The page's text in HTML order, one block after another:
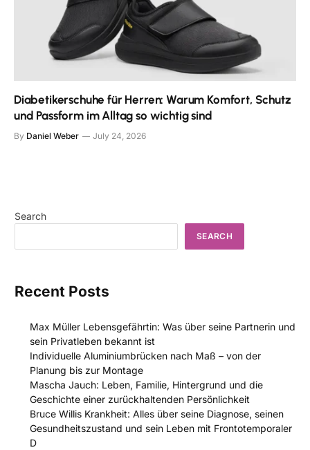
Diabetikerschuhe für Herren: Warum Komfort, Schutz
und Passform im Alltag so wichtig sind
By Daniel Weber July 24, 2026
Search
SEARCH
Recent Posts
Max Müller Lebensgefährtin: Was über seine Partnerin und
sein Privatleben bekannt ist
Individuelle Aluminiumbrücken nach Maß – von der
Planung bis zur Montage
Mascha Jauch: Leben, Familie, Hintergrund und die
Geschichte einer zurückhaltenden Persönlichkeit
Bruce Willis Krankheit: Alles über seine Diagnose, seinen
Gesundheitszustand und sein Leben mit Frontotemporaler
D